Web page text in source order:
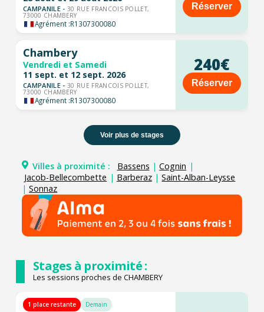
CAMPANILE - 30 RUE FRANCOIS POLLET,
73000 CHAMBERY
Agrément :R1307300080
Réserver
Chambery
Vendredi et Samedi
11 sept. et 12 sept. 2026
CAMPANILE - 30 RUE FRANCOIS POLLET,
73000 CHAMBERY
Agrément :R1307300080
240€
Réserver
Voir plus de stages
Villes à proximité : Bassens | Cognin |
Jacob-Bellecombette | Barberaz | Saint-Alban-Leysse
| Sonnaz
Stages à proximité :
Les sessions proches de CHAMBERY
1 place restante Demain